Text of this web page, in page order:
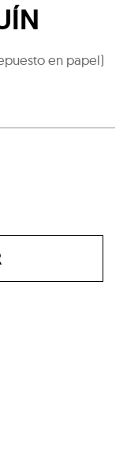
en papel)